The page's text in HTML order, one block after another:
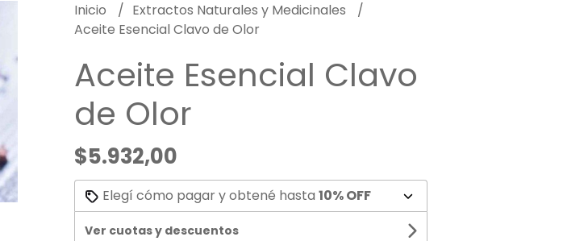
Inicio
Extractos Naturales y Medicinales
Aceite Esencial Clavo de Olor
Aceite Esencial Clavo
de Olor
$5.932,00
Elegí cómo pagar y obtené hasta 10% OFF
Ver cuotas y descuentos